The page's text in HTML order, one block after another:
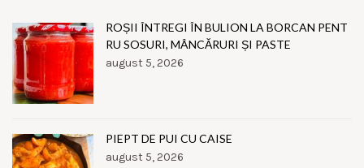
ROȘII ÎNTREGI ÎN BULION LA BORCAN PENT
RU SOSURI, MÂNCĂRURI ȘI PASTE
august 5, 2026
PIEPT DE PUI CU CAISE
august 5, 2026